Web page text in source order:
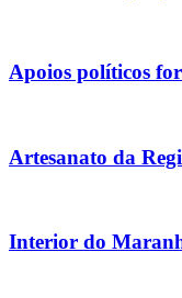
Apoios políticos
Artesanato da
Interior do